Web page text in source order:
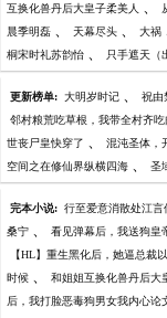
互换化兽丹后大皇子柔美人 、
晨季明磊 、 天幕尽头 、 大祸
桐宋时礼苏韵怡 、 只手遮天（
更新榜单: 大明岁时记 、 祝由
邻村粮荒吃草根，我带全村齐吃
世丧尸皇快穿了 、 混沌圣体，
空间之在修仙界纵横四海 、 圣
完本小说: 行至爱意消散处江言
桑宁 、 看见弹幕后，我送狗皇
【HL】重生黑化后，她逼总裁
时候 、 和姐姐互换化兽丹后大
后，我打脸恶毒狗男女我内心论